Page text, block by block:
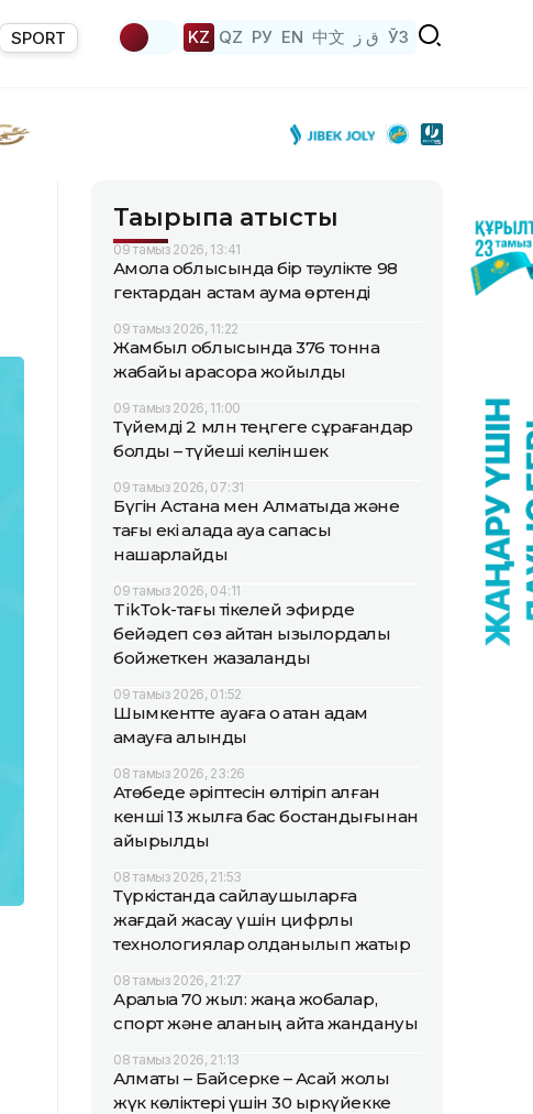
SPORT KZ QZ РУ EN 中文 ق ز ЎЗ
Тақырыпқа қатысты
09 тамыз 2026, 13:41
Ақмола облысында бір тәулікте 98
гектардан астам аумақ өртенді
09 тамыз 2026, 11:22
Жамбыл облысында 376 тонна
жабайы қарасора жойылды
09 тамыз 2026, 11:00
Түйемді 2 млн теңгеге сұрағандар
болды – түйеші келіншек
09 тамыз 2026, 07:31
Бүгін Астана мен Алматыда және
тағы екі қалада ауа сапасы
нашарлайды
09 тамыз 2026, 04:11
TikТok-тағы тікелей эфирде
бейәдеп сөз айтқан қызылордалық
бойжеткен жазаланды
09 тамыз 2026, 01:52
Шымкентте ауаға оқ атқан адам
қамауға алынды
08 тамыз 2026, 23:26
Ақтөбеде әріптесін өлтіріп алған
кенші 13 жылға бас бостандығынан
айырылды
08 тамыз 2026, 21:53
Түркістанда сайлаушыларға
жағдай жасау үшін цифрлық
технологиялар қолданылып жатыр
08 тамыз 2026, 21:27
Арқалыққа 70 жыл: жаңа жобалар,
спорт және қаланың қайта жандануы
08 тамыз 2026, 21:13
Алматы – Байсерке – Ақсай жолы
жүк көліктері үшін 30 қыркүйекке